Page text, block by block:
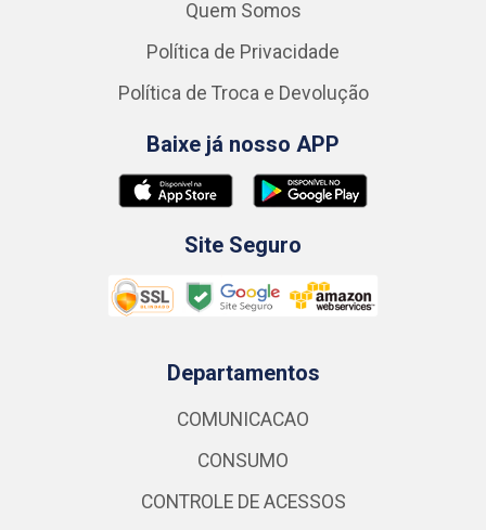
Quem Somos
Política de Privacidade
Política de Troca e Devolução
Baixe já nosso APP
Site Seguro
Departamentos
COMUNICACAO
CONSUMO
CONTROLE DE ACESSOS